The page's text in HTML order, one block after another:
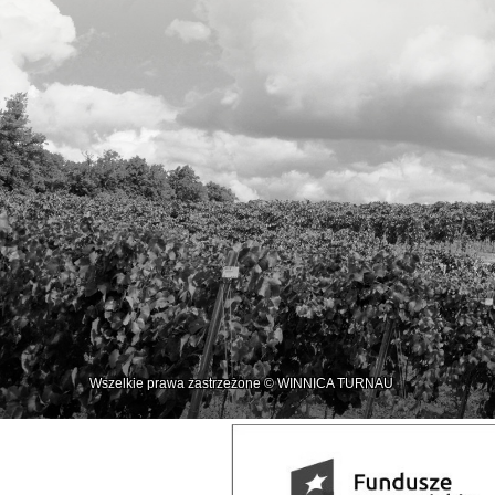
Wszelkie prawa zastrzeżone © WINNICA TURNAU